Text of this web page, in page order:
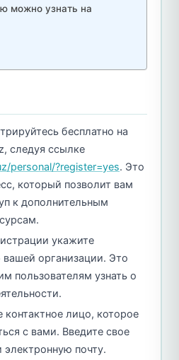
можно узнать на
бесплатно на
следуя ссылке
personal/?register=yes. Это
который позволит вам
к дополнительным
укажите
организации. Это
пользователям узнать о
лицо, которое
с вами. Введите свое
почту.